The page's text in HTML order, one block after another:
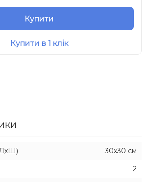
Купити
Купити в 1 клік
30х30 см
2